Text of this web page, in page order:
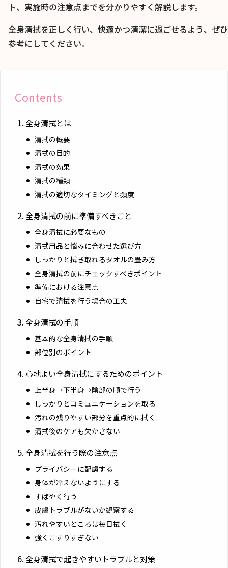
ト、実施時の注意点までを分かりやすく解説します。
全身清拭を正しく行い、快適かつ清潔に過ごせるよう、ぜひ
参考にしてください。
Contents
全身清拭とは
清拭の概要
清拭の目的
清拭の効果
清拭の種類
清拭の適切なタイミングと頻度
全身清拭の前に準備すべきこと
全身清拭に必要なもの
清拭用品と悩みに合わせた選び方
しっかりと拭き取れるタオルの畳み方
全身清拭の前にチェックすべきポイント
準備における注意点
自宅で清拭を行う場合の工夫
全身清拭の手順
基本的な全身清拭の手順
部位別のポイント
心地よい全身清拭にするためのポイント
上半身→下半身→陰部の順で行う
しっかりとコミュニケーションを取る
汚れの残りやすい部分を重点的に拭く
清拭後のケアも欠かさない
全身清拭を行う際の注意点
プライバシーに配慮する
身体が冷えないようにする
すばやく行う
皮膚トラブルがないか観察する
汚れやすいところは毎日拭く
強くこすりすぎない
全身清拭で起きやすいトラブルと対策